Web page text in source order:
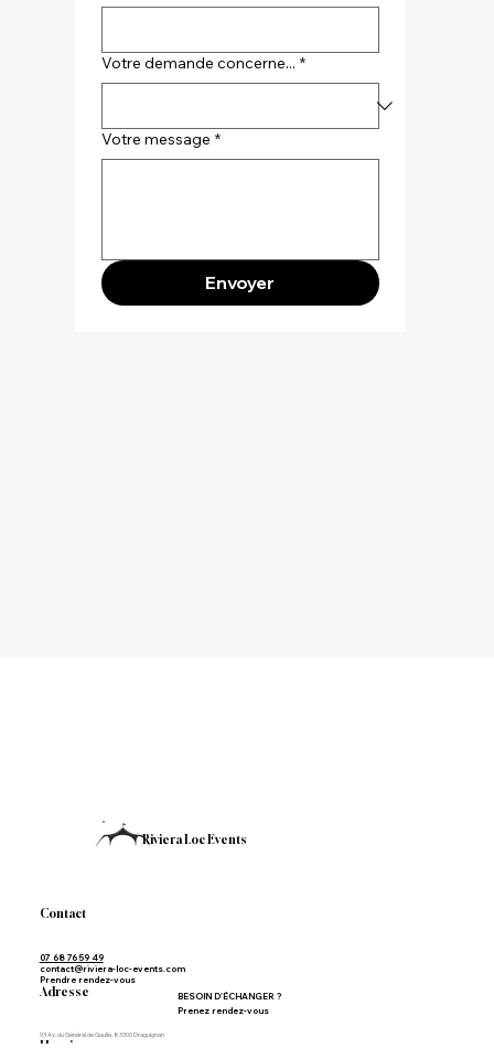
Votre demande concerne... *
Votre message *
Envoyer
Riviera Loc Events
Contact
07 68 76 59 49
contact@riviera-loc-events.com
Prendre rendez-vous
Adresse
93 Av. du Général de Gaulle, 83300 Draguignan
BESOIN D'ÉCHANGER ?
Prenez rendez-vous